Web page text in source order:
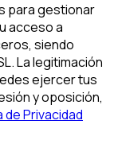
para gestionar
acceso a
siendo
La legitimación
ejercer tus
y oposición,
de Privacidad